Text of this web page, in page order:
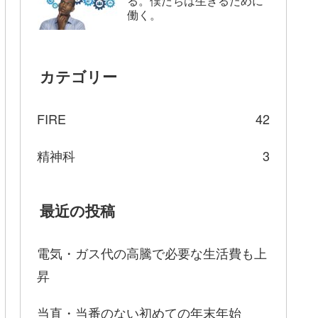
働く。
カテゴリー
FIRE
42
精神科
3
最近の投稿
電気・ガス代の高騰で必要な生活費も上
昇
当直・当番のない初めての年末年始